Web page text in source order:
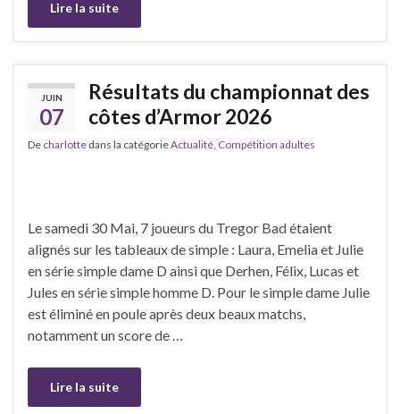
Lire la suite
JUIN
07
Résultats du championnat des
côtes d’Armor 2026
De charlotte dans la catégorieActualité Compétition adultes
Le samedi 30 Mai, 7 joueurs du Tregor Bad étaient
alignés sur les tableaux de simple : Laura, Emelia et Julie
en série simple dame D ainsi que Derhen, Félix, Lucas et
Jules en série simple homme D. Pour le simple dame Julie
est éliminé en poule après deux beaux matchs,
notamment un score de …
Lire la suite